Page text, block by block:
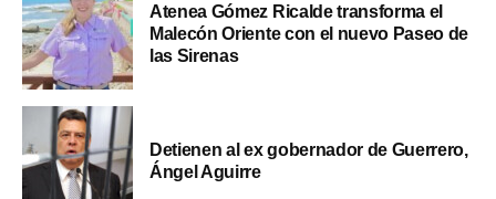
Atenea Gómez Ricalde transforma el
Malecón Oriente con el nuevo Paseo de
las Sirenas
Detienen al ex gobernador de Guerrero,
Ángel Aguirre